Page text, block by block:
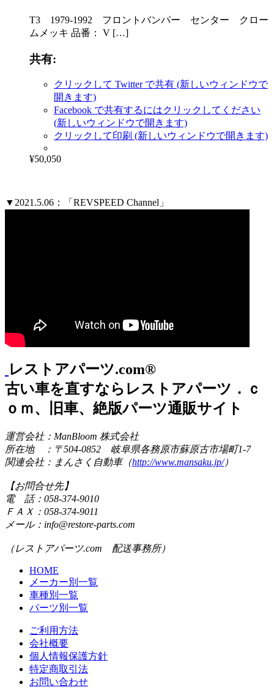
T3 1979-1992 フロントバンパー センター クロー
ムメッキ 品番： V […]
共有:
クリックして Twitter で共有 (新しいウィンドウで
開きます)
Facebook で共有するにはクリックしてください
(新しいウィンドウで開きます)
クリックして印刷 (新しいウィンドウで開きます)
¥50,050
▼2021.5.06：「REVSPEED Channel」
レストアパーツ.com®
古い車を直すならレストアパーツ．ｃ
ｏｍ、旧車、絶版パーツ通販サイト
運営会社：ManBloom 株式会社
所在地 ：〒504-0852 岐阜県各務原市蘇原古市場町1-7
関連会社：まんさく自動車（http://www.mansaku.jp/）
【お問合せ先】
電 話：058-374-9010
ＦＡＸ：058-374-9011
メール：info@restore-parts.com
（レストアパーツ.com 配送事務所）
HOME
メーカー別一覧
車種別一覧
パーツ別一覧
ご利用方法
会社概要
個人情報保護方針
特定商取引法
お問い合わせ